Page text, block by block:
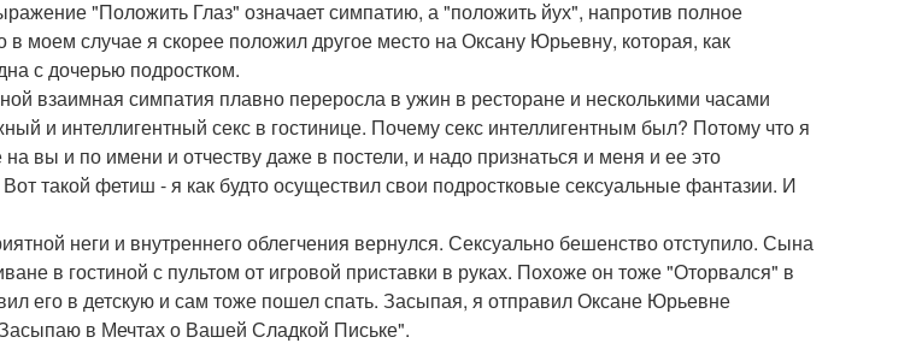
"Положить Глаз" означает симпатию, а "положить йух", напротив полное
в моем случае я скорее положил другое место на Оксану Юрьевну, которая, как
с дочерью подростком.
взаимная симпатия плавно переросла в ужин в ресторане и несколькими часами
и интеллигентный секс в гостинице. Почему секс интеллигентным был? Потому что я
вы и по имени и отчеству даже в постели, и надо признаться и меня и ее это
такой фетиш - я как будто осуществил свои подростковые сексуальные фантазии. И
неги и внутреннего облегчения вернулся. Сексуально бешенство отступило. Сына
в гостиной с пультом от игровой приставки в руках. Похоже он тоже "Оторвался" в
его в детскую и сам тоже пошел спать. Засыпая, я отправил Оксане Юрьевне
в Мечтах о Вашей Сладкой Письке".